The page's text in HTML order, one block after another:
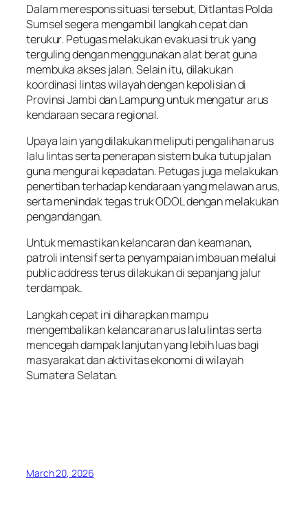
Dalam merespons situasi tersebut, Ditlantas Polda
Sumsel segera mengambil langkah cepat dan
terukur. Petugas melakukan evakuasi truk yang
terguling dengan menggunakan alat berat guna
membuka akses jalan. Selain itu, dilakukan
koordinasi lintas wilayah dengan kepolisian di
Provinsi Jambi dan Lampung untuk mengatur arus
kendaraan secara regional.
Upaya lain yang dilakukan meliputi pengalihan arus
lalu lintas serta penerapan sistem buka tutup jalan
guna mengurai kepadatan. Petugas juga melakukan
penertiban terhadap kendaraan yang melawan arus,
serta menindak tegas truk ODOL dengan melakukan
pengandangan.
Untuk memastikan kelancaran dan keamanan,
patroli intensif serta penyampaian imbauan melalui
public address terus dilakukan di sepanjang jalur
terdampak.
Langkah cepat ini diharapkan mampu
mengembalikan kelancaran arus lalu lintas serta
mencegah dampak lanjutan yang lebih luas bagi
masyarakat dan aktivitas ekonomi di wilayah
Sumatera Selatan.
March 20, 2026